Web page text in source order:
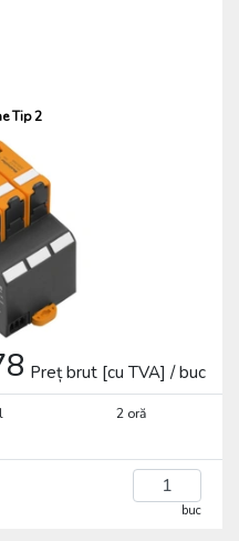
Tip 2
Preț brut [cu TVA] / buc
2 oră
buc